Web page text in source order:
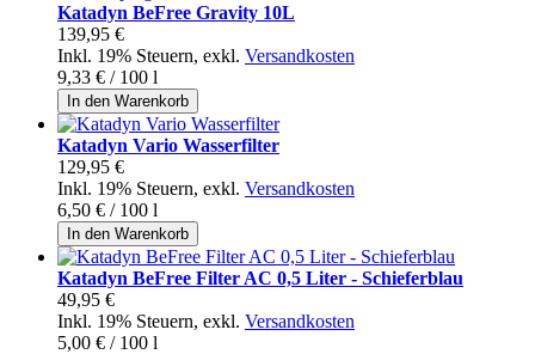
Katadyn BeFree Gravity 10L
139,95 €
Inkl. 19% Steuern, exkl. Versandkosten
9,33 € / 100 l
In den Warenkorb
Katadyn Vario Wasserfilter
129,95 €
Inkl. 19% Steuern, exkl. Versandkosten
6,50 € / 100 l
In den Warenkorb
Katadyn BeFree Filter AC 0,5 Liter - Schieferblau
49,95 €
Inkl. 19% Steuern, exkl. Versandkosten
5,00 € / 100 l